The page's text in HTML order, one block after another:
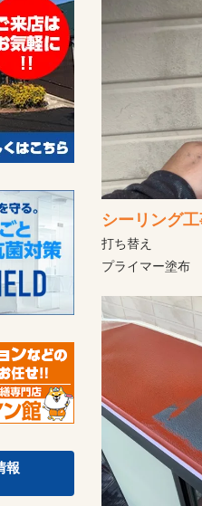
シーリング
打ち替え
プライマー塗布
報